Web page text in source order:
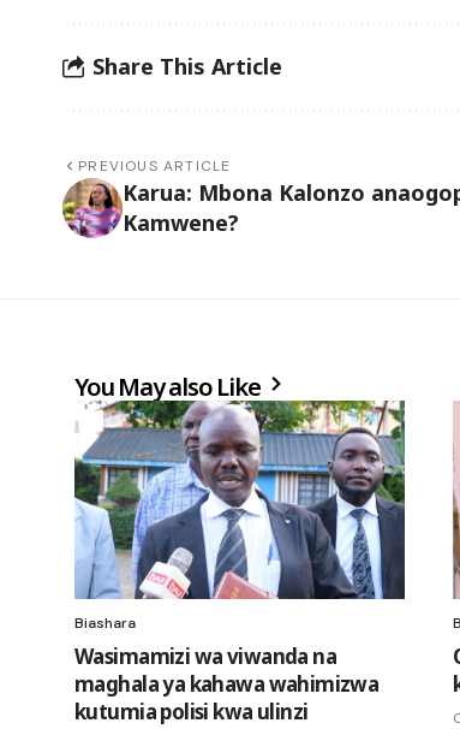
Share This Article
PREVIOUS ARTICLE
Karua: Mbona Kalonzo
Kamwene?
You May also Like
Biashara
Wasimamizi wa viwanda na
maghala ya kahawa wahimizwa
kutumia polisi kwa ulinzi